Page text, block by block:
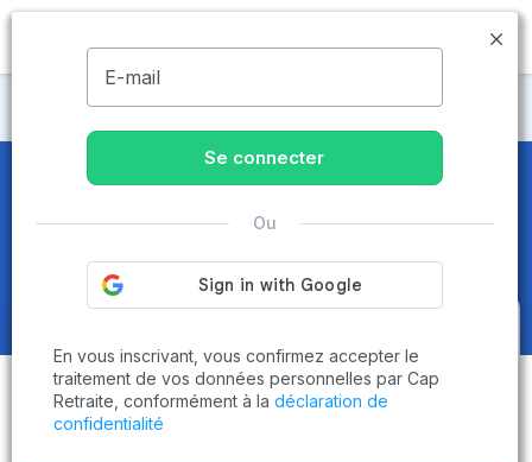
MENU
Maisons de retraite Doubs
Maisons de retraite et EHPAD
Avanne-Aveney (25720)
Obtenez le
comparatif des
établissementsadaptés à vos
critères en 3 minutes !
E-mail
Se connecter
Ou
En vous inscrivant, vous confirmez accepter le
traitement de vos données personnelles par Cap
Retraite, conformément à la déclaration de
confidentialité